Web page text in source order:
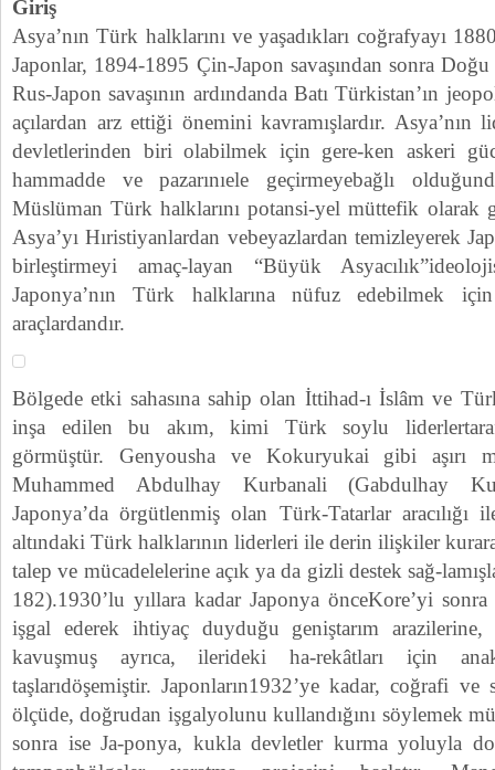
Giriş
Asya’nın Türk halklarını ve yaşadıkları coğrafyayı
Japonlar, 1894-1895 Çin-Japon savaşından sonra
Rus-Japon savaşının ardındanda Batı Türkistan’ın
açılardan arz ettiği önemini kavramışlardır.
devletlerinden biri olabilmek için gere-ken askeri
hammadde ve pazarınıele geçirmeyebağlı
Müslüman Türk halklarını potansi-yel müttefik olarak
Asya’yı Hıristiyanlardan vebeyazlardan temizleyerek
birleştirmeyi amaç-layan “Büyük
Japonya’nın Türk halklarına nüfuz edebilmek
araçlardandır.
Bölgede etki sahasına sahip olan İttihad-ı İslâm ve
inşa edilen bu akım, kimi Türk soylu
görmüştür. Genyousha ve Kokuryukai gibi aşırı
Muhammed Abdulhay Kurbanali (Gabdulhay
Japonya’da örgütlenmiş olan Türk-Tatarlar aracılığı
altındaki Türk halklarının liderleri ile derin ilişkiler
talep ve mücadelelerine açık ya da gizli destek sağ-
182).1930’lu yıllara kadar Japonya önceKore’yi
işgal ederek ihtiyaç duyduğu geniştarım arazilerine,
kavuşmuş ayrıca, ilerideki ha-rekâtları için
taşlarıdöşemiştir. Japonların1932’ye kadar, coğrafi
ölçüde, doğrudan işgalyolunu kullandığını söylemek
sonra ise Ja-ponya, kukla devletler kurma yoluyla